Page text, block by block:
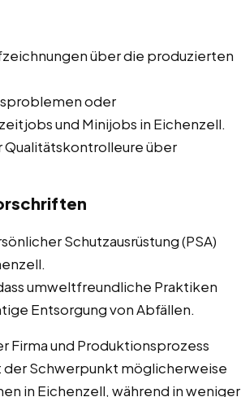
über die produzierten
oder
und Minijobs in Eichenzell.
über
Schutzausrüstung (PSA)
umweltfreundliche Praktiken
Entsorgung von Abfällen.
Firma und Produktionsprozess
Schwerpunkt möglicherweise
in Eichenzell, während in weniger